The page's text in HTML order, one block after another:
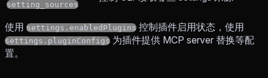
setting_sources
使用 settings.enabledPlugins 控制插件启用状态，使用
settings.pluginConfigs 为插件提供 MCP server 替换等配
置。